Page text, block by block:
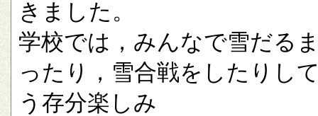
きました。
学校では，みんなで雪だる
ったり，雪合戦をしたりし
う存分楽しみ